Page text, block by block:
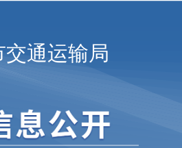
交通运输局